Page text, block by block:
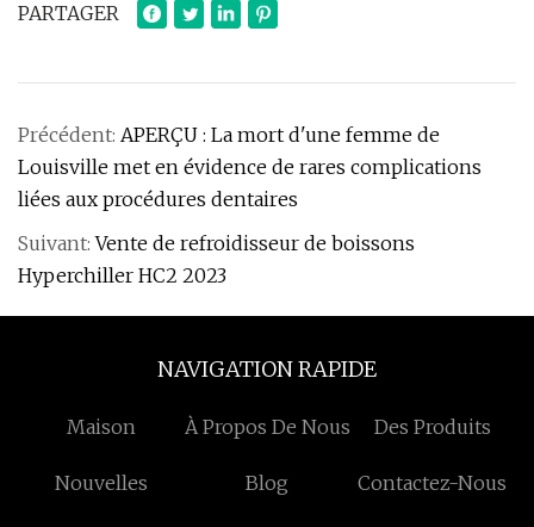
PARTAGER
Précédent: APERÇU : La mort d'une femme de
Louisville met en évidence de rares complications
liées aux procédures dentaires
Suivant:Vente de refroidisseur de boissons
Hyperchiller HC2 2023
NAVIGATION RAPIDE
Maison À Propos De Nous Des Produits
Nouvelles Blog Contactez-Nous